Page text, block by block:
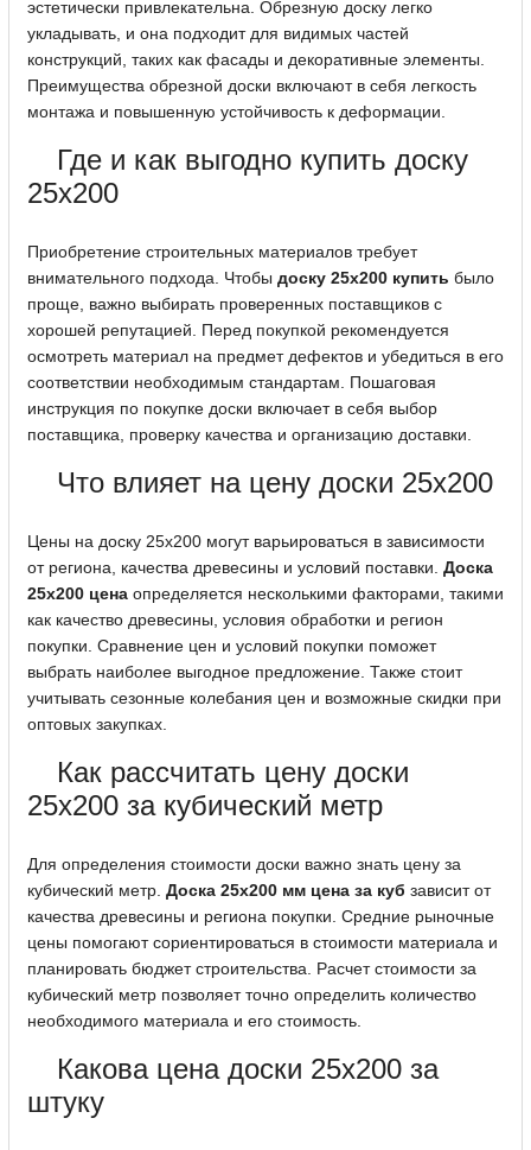
эстетически привлекательна. Обрезную доску легко
укладывать, и она подходит для видимых частей
конструкций, таких как фасады и декоративные элементы.
Преимущества обрезной доски включают в себя легкость
монтажа и повышенную устойчивость к деформации.
Где и как выгодно купить доску
25x200
Приобретение строительных материалов требует
внимательного подхода. Чтобы доску 25х200 купить было
проще, важно выбирать проверенных поставщиков с
хорошей репутацией. Перед покупкой рекомендуется
осмотреть материал на предмет дефектов и убедиться в его
соответствии необходимым стандартам. Пошаговая
инструкция по покупке доски включает в себя выбор
поставщика, проверку качества и организацию доставки.
Что влияет на цену доски 25x200
Цены на доску 25x200 могут варьироваться в зависимости
от региона, качества древесины и условий поставки. Доска
25х200 цена определяется несколькими факторами, такими
как качество древесины, условия обработки и регион
покупки. Сравнение цен и условий покупки поможет
выбрать наиболее выгодное предложение. Также стоит
учитывать сезонные колебания цен и возможные скидки при
оптовых закупках.
Как рассчитать цену доски
25x200 за кубический метр
Для определения стоимости доски важно знать цену за
кубический метр. Доска 25х200 мм цена за куб зависит от
качества древесины и региона покупки. Средние рыночные
цены помогают сориентироваться в стоимости материала и
планировать бюджет строительства. Расчет стоимости за
кубический метр позволяет точно определить количество
необходимого материала и его стоимость.
Какова цена доски 25x200 за
штуку